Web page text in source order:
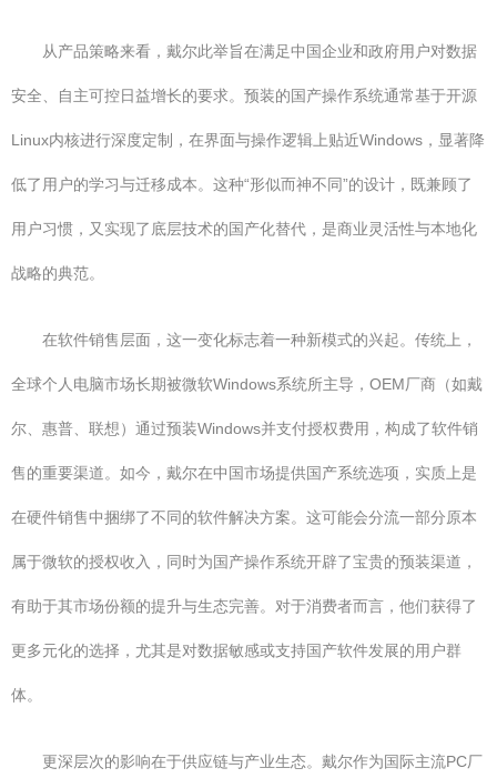
从产品策略来看，戴尔此举旨在满足中国企业和政府用户对数据
安全、自主可控日益增长的要求。预装的国产操作系统通常基于开源
Linux内核进行深度定制，在界面与操作逻辑上贴近Windows，显著降
低了用户的学习与迁移成本。这种“形似而神不同”的设计，既兼顾了
用户习惯，又实现了底层技术的国产化替代，是商业灵活性与本地化
战略的典范。
在软件销售层面，这一变化标志着一种新模式的兴起。传统上，
全球个人电脑市场长期被微软Windows系统所主导，OEM厂商（如戴
尔、惠普、联想）通过预装Windows并支付授权费用，构成了软件销
售的重要渠道。如今，戴尔在中国市场提供国产系统选项，实质上是
在硬件销售中捆绑了不同的软件解决方案。这可能会分流一部分原本
属于微软的授权收入，同时为国产操作系统开辟了宝贵的预装渠道，
有助于其市场份额的提升与生态完善。对于消费者而言，他们获得了
更多元化的选择，尤其是对数据敏感或支持国产软件发展的用户群
体。
更深层次的影响在于供应链与产业生态。戴尔作为国际主流PC厂